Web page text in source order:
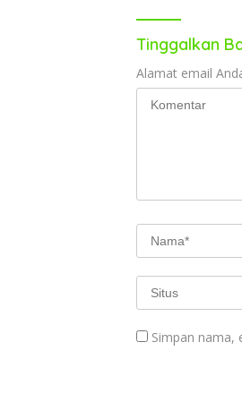
Tinggalkan
Alamat email
Simpan nama,